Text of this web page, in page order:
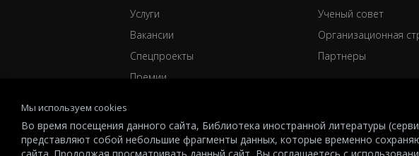
Услуги
Вакансии
Спецпроекты
Премии
Ученый совет
Организационная
Партнеры
Мы используем cookies
Во время посещения данного сайта, Библиотека иностранной литературы
представляют собой небольшие фрагменты данных, которые временно